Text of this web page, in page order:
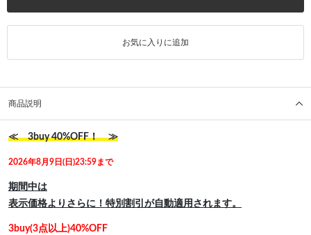
お気に入りに追加
商品説明
≪ 3buy 40%OFF！ ≫
2026年8月9日(日)23:59まで
期間中は
表示価格よりさらに！特別割引が自動適用されます。
3buy(3点以上)40%OFF